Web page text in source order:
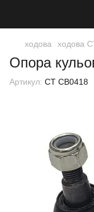
ходова ходова
Опора
Артикул: CT CB0418